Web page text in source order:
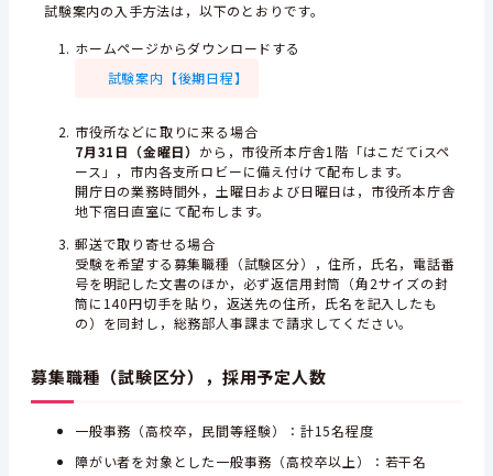
試験案内の入手方法は，以下のとおりです。
ホームページからダウンロードする
試験案内【後期日程】
市役所などに取りに来る場合
7月31日（金曜日） から，市役所本庁舎1階「はこだてiスペ
ース」，市内各支所ロビーに備え付けて配布します。
開庁日の業務時間外，土曜日および日曜日は，市役所本庁舎
地下宿日直室にて配布します。
郵送で取り寄せる場合
受験を希望する募集職種（試験区分），住所，氏名，電話番
号を明記した文書のほか，必ず返信用封筒（角2サイズの封
筒に140円切手を貼り，返送先の住所，氏名を記入したも
の）を同封し，総務部人事課まで請求してください。
募集職種（試験区分），採用予定人数
一般事務（高校卒，民間等経験）：計15名程度
障がい者を対象とした一般事務（高校卒以上）：若干名